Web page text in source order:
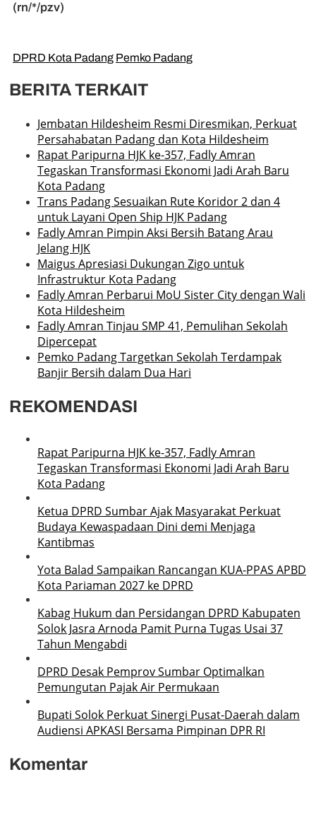
(rn/*/pzv)
DPRD Kota Padang Pemko Padang
BERITA TERKAIT
Jembatan Hildesheim Resmi Diresmikan, Perkuat
Persahabatan Padang dan Kota Hildesheim
Rapat Paripurna HJK ke-357, Fadly Amran
Tegaskan Transformasi Ekonomi Jadi Arah Baru
Kota Padang
Trans Padang Sesuaikan Rute Koridor 2 dan 4
untuk Layani Open Ship HJK Padang
Fadly Amran Pimpin Aksi Bersih Batang Arau
Jelang HJK
Maigus Apresiasi Dukungan Zigo untuk
Infrastruktur Kota Padang
Fadly Amran Perbarui MoU Sister City dengan Wali
Kota Hildesheim
Fadly Amran Tinjau SMP 41, Pemulihan Sekolah
Dipercepat
Pemko Padang Targetkan Sekolah Terdampak
Banjir Bersih dalam Dua Hari
REKOMENDASI
Rapat Paripurna HJK ke-357, Fadly Amran
Tegaskan Transformasi Ekonomi Jadi Arah Baru
Kota Padang
Ketua DPRD Sumbar Ajak Masyarakat Perkuat
Budaya Kewaspadaan Dini demi Menjaga
Kantibmas
Yota Balad Sampaikan Rancangan KUA-PPAS APBD
Kota Pariaman 2027 ke DPRD
Kabag Hukum dan Persidangan DPRD Kabupaten
Solok Jasra Arnoda Pamit Purna Tugas Usai 37
Tahun Mengabdi
DPRD Desak Pemprov Sumbar Optimalkan
Pemungutan Pajak Air Permukaan
Bupati Solok Perkuat Sinergi Pusat-Daerah dalam
Audiensi APKASI Bersama Pimpinan DPR RI
Komentar